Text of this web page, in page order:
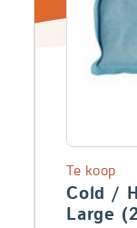
Cold /
Large
Te koop